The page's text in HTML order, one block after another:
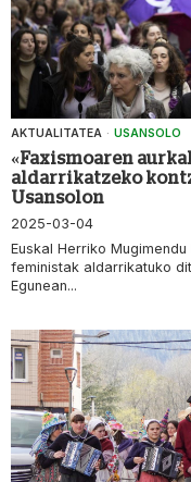
AKTUALITATEA · USANSOLO
«Faxismoaren
aldarrikatzeko
Usansolon
2025-03-04
Euskal Herriko
feministak aldarrikatuko
Egunean...